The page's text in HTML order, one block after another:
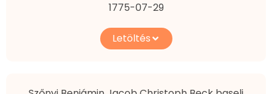
1775-07-29
Letöltés